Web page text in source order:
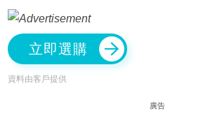
立即選購
資料由客戶提供
廣告